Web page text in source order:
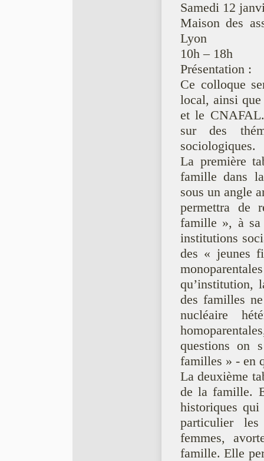
Samedi 12
Maison des
Lyon
10h – 18h
Présentation :
Ce colloque
local, ainsi
et le CNAFAL.
sur des
sociologiques.
La première
famille dans
sous un angle
permettra de
famille », à sa
institutions
des « jeunes
qu’institution,
des familles
nucléaire
questions on
familles » - en
La deuxième
de la famille.
historiques
particulier
femmes,
famille. Elle